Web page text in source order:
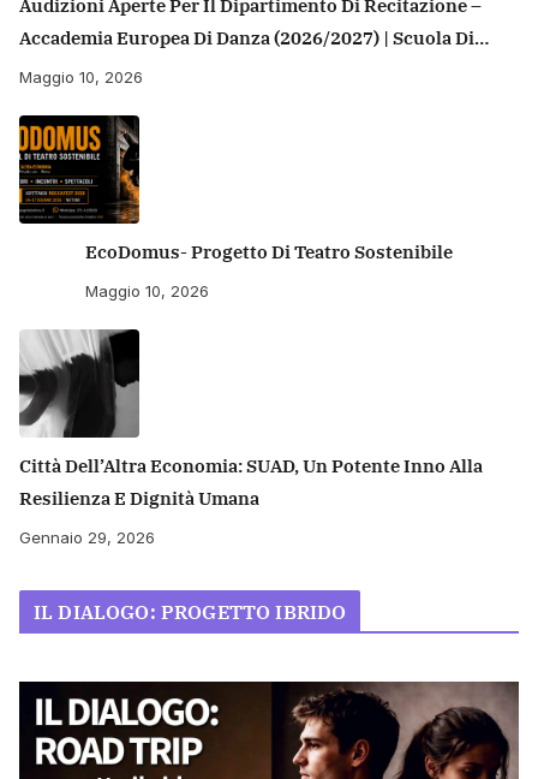
Audizioni Aperte Per Il Dipartimento Di Recitazione –
Accademia Europea Di Danza (2026/2027) | Scuola Di
Recitazione A Roma
Maggio 10, 2026
EcoDomus- Progetto Di Teatro Sostenibile
Maggio 10, 2026
Città Dell’Altra Economia: SUAD, Un Potente Inno Alla
Resilienza E Dignità Umana
Gennaio 29, 2026
IL DIALOGO: PROGETTO IBRIDO